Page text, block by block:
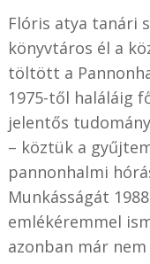
Flóris atya tanári
könyvtáros él a
töltött a
1975-től haláláig
jelentős
– köztük a
pannonhalmi
Munkásságát
emlékéremmel
azonban már